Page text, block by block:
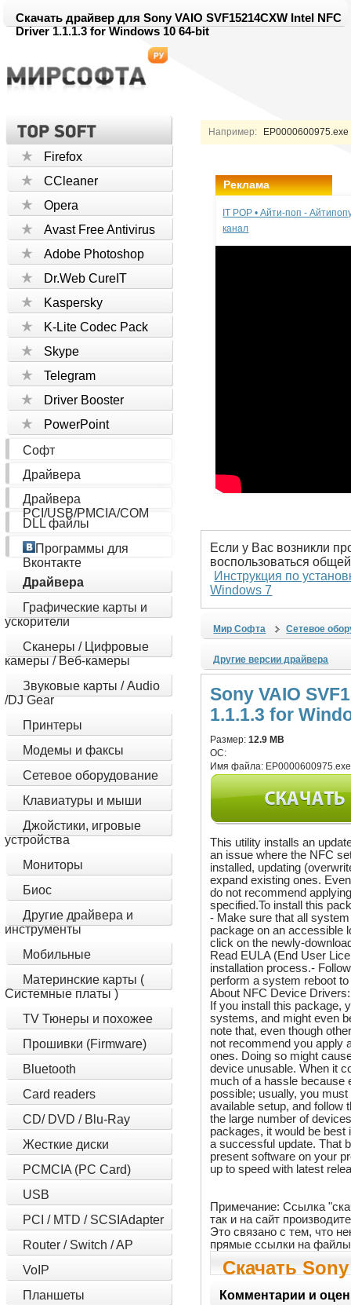
Скачать драйвер для Sony VAIO SVF15214CXW Intel NFC
Driver 1.1.1.3 for Windows 10 64-bit
Например: EP0000600975.exe
Firefox
CCleaner
Opera
Avast Free Antivirus
Adobe Photoshop
Dr.Web CureIT
Kaspersky
K-Lite Codec Pack
Skype
Telegram
Driver Booster
PowerPoint
Софт
Драйвера
Драйвера
PCI/USB/PMCIA/COM
DLL файлы
Программы для
Вконтакте
Драйвера
Графические карты и
ускорители
Сканеры / Цифровые
камеры / Веб-камеры
Звуковые карты / Audio
/DJ Gear
Принтеры
Модемы и факсы
Сетевое оборудование
Клавиатуры и мыши
Джойстики, игровые
устройства
Мониторы
Биос
Другие драйвера и
инструменты
Мобильные
Материнские карты (
Системные платы )
TV Тюнеры и похожее
Прошивки (Firmware)
Bluetooth
Card readers
CD/ DVD / Blu-Ray
Жесткие диски
PCMCIA (PC Card)
USB
PCI / MTD / SCSIAdapter
Router / Switch / AP
VoIP
Планшеты
Реклама
IT POP • Айти-поп -
канал
Если у Вас возникли
воспользоваться
Инструкция по
Windows 7
Мир Софта Сетевое
Другие версии драйвера
Sony VAIO
1.1.1.3 for
Размер:12.9 MB
ОС:
Имя файла: EP0000600975.exe
This utility installs an
an issue where the NFC
installed, updating
expand existing ones.
do not recommend
specified.To install this
- Make sure that all
package on an accessible
click on the newly-
Read EULA (End User
installation process.-
perform a system reboot
About NFC Device Drivers:
If you install this package,
systems, and might even
note that, even though
not recommend you apply
ones. Doing so might
device unusable. When it
much of a hassle because
possible; usually, you
available setup, and follow
the large number of
packages, it would be best
a successful update. That
present software on your
up to speed with latest
Примечание: Ссылка
так и на сайт
Это связано с тем, что
прямые ссылки на
Скачать
NFC Driver
Комментарии и